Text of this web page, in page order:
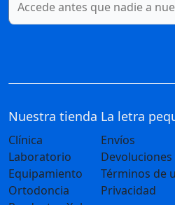
Nuestra tienda
Clínica
Laboratorio
Equipamiento
Ortodoncia
La letra
Envíos
Devoluciones
Términos de
Privacidad